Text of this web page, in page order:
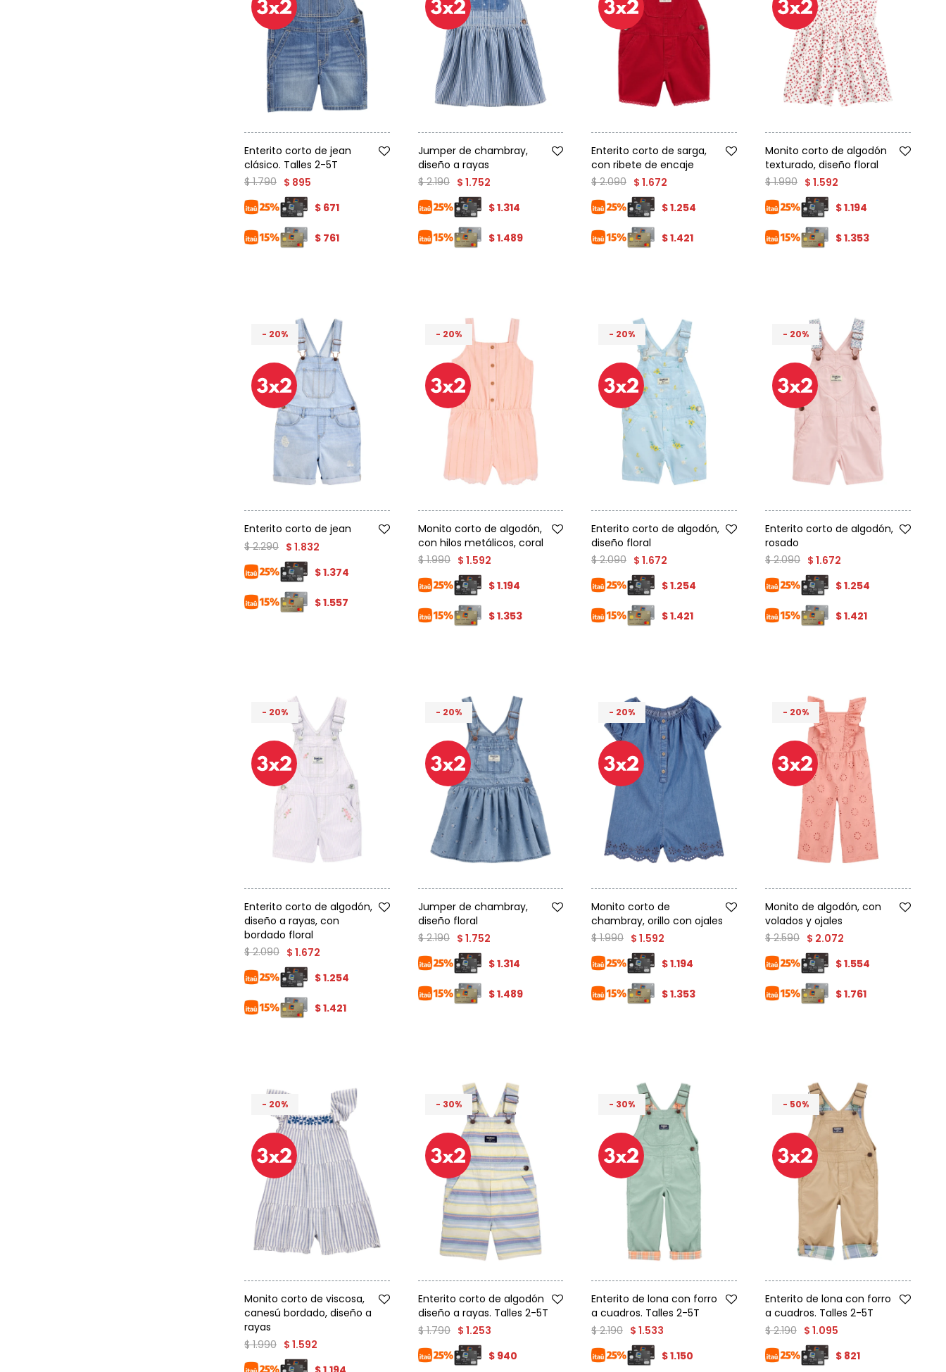
Enterito corto de jean
clásico. Talles 2-5T
$ 895
$ 1.790
$ 671
$ 761
Jumper de chambray,
diseño a rayas
$ 1.752
$ 2.190
$1.314
$1.489
Enterito corto de sarga,
con ribete de encaje
$ 1.672
$ 2.090
$1.254
$1.421
Monito corto de algodón
texturado, diseño floral
$ 1.592
$ 1.990
$1.194
$1.353
20
Enterito corto de jean
$ 1.832
$ 2.290
$1.374
$1.557
20
Monito corto de algodón,
con hilos metálicos, coral
$ 1.592
$ 1.990
$1.194
$1.353
20
Enterito corto de algodón,
diseño floral
$ 1.672
$ 2.090
$1.254
$1.421
20
Enterito corto de algodón,
rosado
$ 1.672
$ 2.090
$1.254
$1.421
20
Enterito corto de algodón,
diseño a rayas, con
bordado floral
$ 1.672
$ 2.090
$1.254
$1.421
20
Jumper de chambray,
diseño floral
$ 1.752
$ 2.190
$1.314
$1.489
20
Monito corto de
chambray, orillo con ojales
$ 1.592
$ 1.990
$1.194
$1.353
20
Monito de algodón, con
volados y ojales
$ 2.072
$ 2.590
$1.554
$1.761
20
Monito corto de viscosa,
canesú bordado, diseño a
rayas
$ 1.592
$ 1.990
30
Enterito corto de algodón
diseño a rayas. Talles 2-5T
$ 1.253
$ 1.790
$ 940
30
Enterito de lona con forro
a cuadros. Talles 2-5T
$ 1.533
$ 2.190
$1.150
50
Enterito de lona con forro
a cuadros. Talles 2-5T
$ 1.095
$ 2.190
$ 821